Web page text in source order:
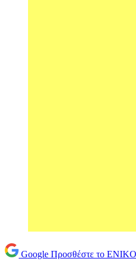
Google Προσθέστε το